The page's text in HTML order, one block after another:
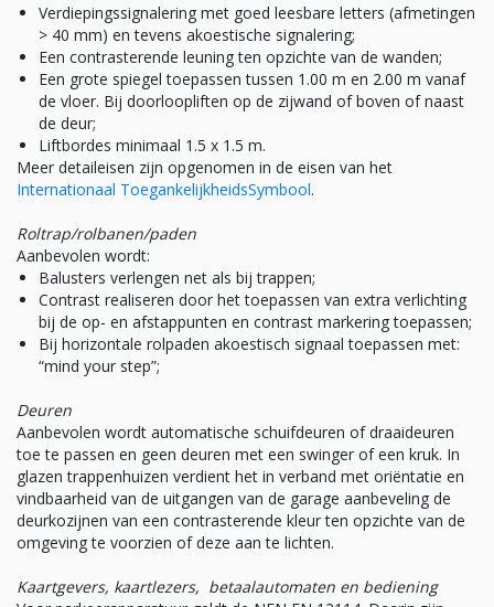
Verdiepingssignalering met goed leesbare letters (afmetingen
> 40 mm) en tevens akoestische signalering;
Een contrasterende leuning ten opzichte van de wanden;
Een grote spiegel toepassen tussen 1.00 m en 2.00 m vanaf
de vloer. Bij doorloopliften op de zijwand of boven of naast
de deur;
Liftbordes minimaal 1.5 x 1.5 m.
Meer detaileisen zijn opgenomen in de eisen van het
Internationaal ToegankelijkheidsSymbool.
Roltrap/rolbanen/paden
Aanbevolen wordt:
Balusters verlengen net als bij trappen;
Contrast realiseren door het toepassen van extra verlichting
bij de op- en afstappunten en contrast markering toepassen;
Bij horizontale rolpaden akoestisch signaal toepassen met:
“mind your step”;
Deuren
Aanbevolen wordt automatische schuifdeuren of draaideuren
toe te passen en geen deuren met een swinger of een kruk. In
glazen trappenhuizen verdient het in verband met oriëntatie en
vindbaarheid van de uitgangen van de garage aanbeveling de
deurkozijnen van een contrasterende kleur ten opzichte van de
omgeving te voorzien of deze aan te lichten.
Kaartgevers, kaartlezers, betaalautomaten en bediening